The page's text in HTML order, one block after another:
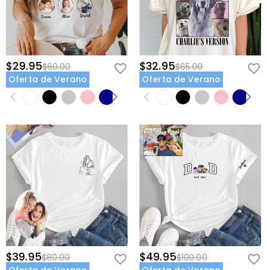
$29.95$60.00
Oferta de Verano
$32.95$65.00
Oferta de Verano
$39.95$80.00
$49.95$100.00